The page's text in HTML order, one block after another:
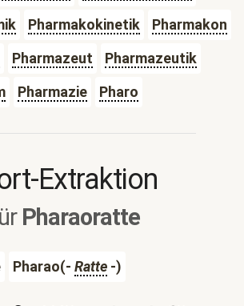
Pharmakokinetik
Pharmakon
Pharmazeut
Pharmazeutik
Pharmazie Pharo
Extraktion
Pharaoratte
Pharao(- Ratte -)